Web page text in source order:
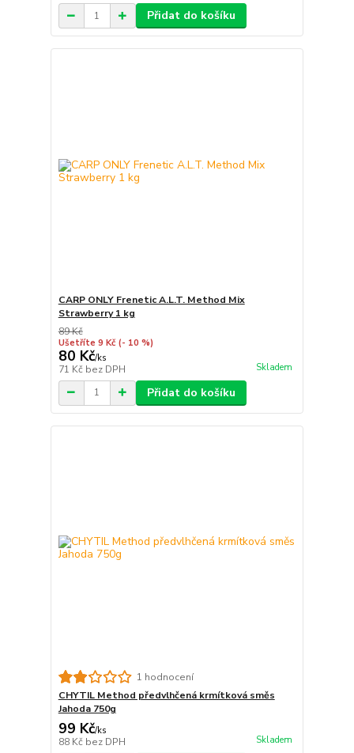
Přidat do košíku
CARP ONLY Frenetic A.L.T. Method Mix
Strawberry 1 kg
89 Kč
Ušetříte 9 Kč (- 10 %)
80 Kč/ks
71 Kč bez DPH Skladem
Přidat do košíku
1 hodnocení
CHYTIL Method předvlhčená krmítková směs
Jahoda 750g
99 Kč/ks
88 Kč bez DPH Skladem